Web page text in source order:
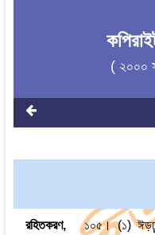
( ২০০০
রহিতকরণ,
১০৫। (১)